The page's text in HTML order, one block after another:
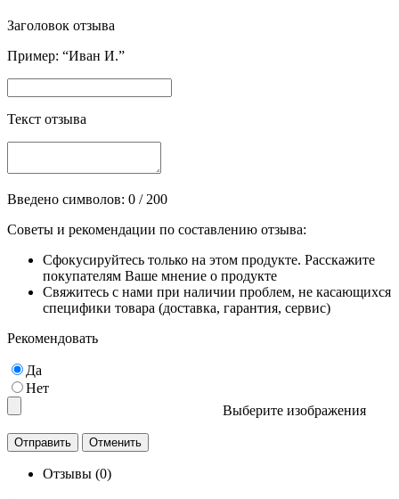
Заголовок отзыва
Пример: “Иван И.”
Текст отзыва
Введено символов: 0 / 200
Советы и рекомендации по составлению отзыва:
Сфокусируйтесь только на этом продукте. Расскажите
покупателям Ваше мнение о продукте
Свяжитесь с нами при наличии проблем, не касающихся
специфики товара (доставка, гарантия, сервис)
Рекомендовать
Да
Нет
Выберите изображения
Отзывы (0)